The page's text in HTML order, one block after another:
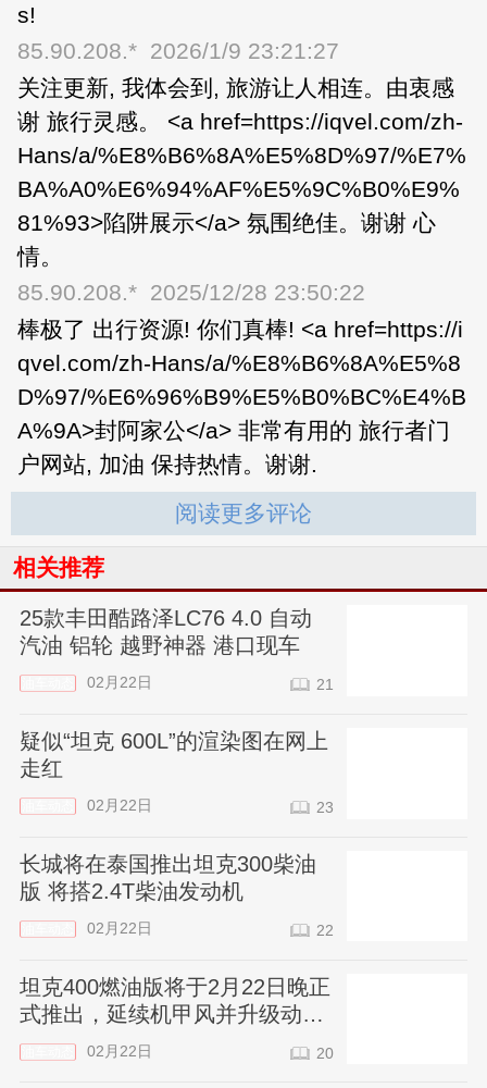
s!
85.90.208.* 2026/1/9 23:21:27
关注更新, 我体会到, 旅游让人相连。由衷感
谢 旅行灵感。 <a href=https://iqvel.com/zh-
Hans/a/%E8%B6%8A%E5%8D%97/%E7%
BA%A0%E6%94%AF%E5%9C%B0%E9%
81%93>陷阱展示</a> 氛围绝佳。谢谢 心
情。
85.90.208.* 2025/12/28 23:50:22
棒极了 出行资源! 你们真棒! <a href=https://i
qvel.com/zh-Hans/a/%E8%B6%8A%E5%8
D%97/%E6%96%B9%E5%B0%BC%E4%B
A%9A>封阿家公</a> 非常有用的 旅行者门
户网站, 加油 保持热情。谢谢.
阅读更多评论
相关推荐
25款丰田酷路泽LC76 4.0 自动
汽油 铝轮 越野神器 港口现车
02月22日 21
疑似“坦克 600L”的渲染图在网上
走红
02月22日 23
长城将在泰国推出坦克300柴油
版 将搭2.4T柴油发动机
02月22日 22
坦克400燃油版将于2月22日晚正
式推出，延续机甲风并升级动力
配置
02月22日 20